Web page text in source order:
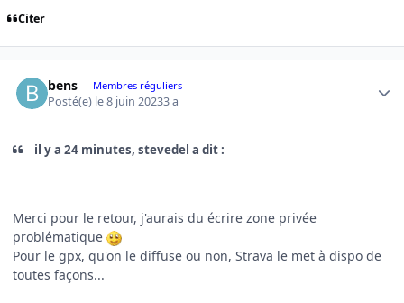
Citer
bens Membres réguliers
Posté(e) le 8 juin 20233 a
il y a 24 minutes, stevedel a dit :
Merci pour le retour, j'aurais du écrire zone privée
problématique
Pour le gpx, qu'on le diffuse ou non, Strava le met à dispo de
toutes façons...